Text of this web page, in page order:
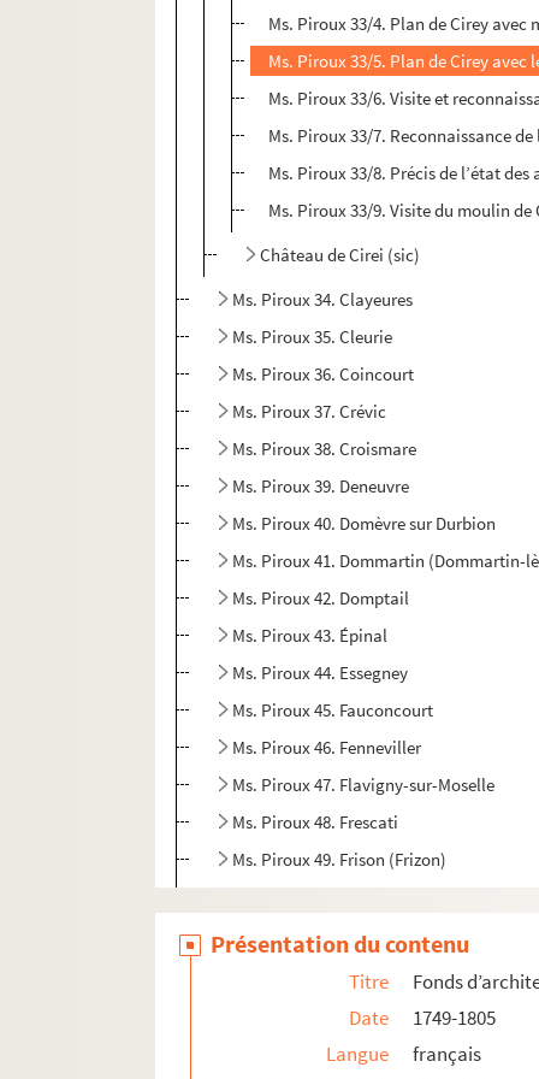
Ms. Piroux 33/4. Plan de Cirey avec
Ms. Piroux 33/5. Plan de Cirey avec
Ms. Piroux 33/6. Visite et
Ms. Piroux 33/7. Reconnaissance
Ms. Piroux 33/8. Précis de l’état
Ms. Piroux 33/9. Visite du moulin de
Château de Cirei (sic)
Ms. Piroux 34. Clayeures
Ms. Piroux 35. Cleurie
Ms. Piroux 36. Coincourt
Ms. Piroux 37. Crévic
Ms. Piroux 38. Croismare
Ms. Piroux 39. Deneuvre
Ms. Piroux 40. Domèvre sur Durbion
Ms. Piroux 41. Dommartin (Dommartin-
Ms. Piroux 42. Domptail
Ms. Piroux 43. Épinal
Ms. Piroux 44. Essegney
Ms. Piroux 45. Fauconcourt
Ms. Piroux 46. Fenneviller
Ms. Piroux 47. Flavigny-sur-Moselle
Ms. Piroux 48. Frescati
Ms. Piroux 49. Frison (Frizon)
Ms. Piroux 51. Gérardmer
Ms. Piroux 52. Giriviller
Ms. Piroux 53. Girmont
Ms. Piroux 54. Haudonviller (Croismare)
Présentation du contenu
Titre
Fonds
Date
1749-1805
Langue
français